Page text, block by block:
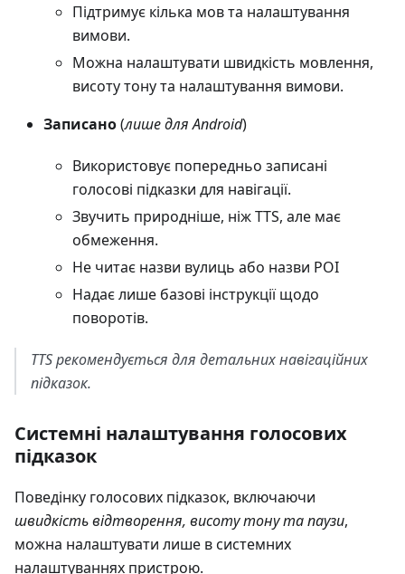
Підтримує кілька мов та налаштування
вимови.
Можна налаштувати швидкість мовлення,
висоту тону та налаштування вимови.
Записано(лише для Android)
Використовує попередньо записані
голосові підказки для навігації.
Звучить природніше, ніж TTS, але має
обмеження.
Не читає назви вулиць або назви POI
Надає лише базові інструкції щодо
поворотів.
TTS рекомендується для детальних навігаційних
підказок.
Системні налаштування голосових
підказок
Поведінку голосових підказок, включаючи
швидкість відтворення, висоту тону та паузи,
можна налаштувати лише в системних
налаштуваннях пристрою.